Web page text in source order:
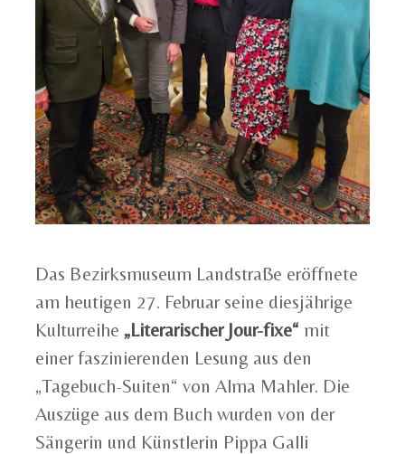
Das Bezirksmuseum Landstraße eröffnete
am heutigen 27. Februar seine diesjährige
Kulturreihe „Literarischer Jour-fixe“ mit
einer faszinierenden Lesung aus den
„Tagebuch-Suiten“ von Alma Mahler. Die
Auszüge aus dem Buch wurden von der
Sängerin und Künstlerin Pippa Galli